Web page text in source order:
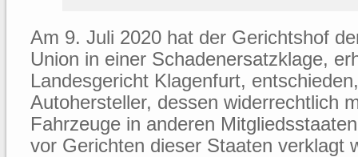
Am 9. Juli 2020 hat der Gerichtshof
Union in einer Schadenersatzklage,
Landesgericht Klagenfurt,
Autohersteller, dessen widerrechtlich
Fahrzeuge in anderen
vor Gerichten dieser Staaten verklagt